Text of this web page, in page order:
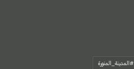
#المدينة_المنورة